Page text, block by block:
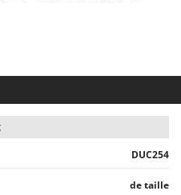
DUC254
de taille